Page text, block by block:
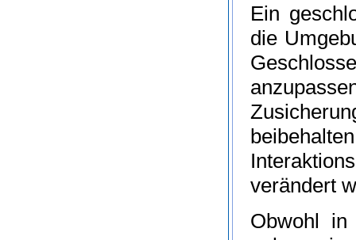
Ein
die
verändert
Obwohl in